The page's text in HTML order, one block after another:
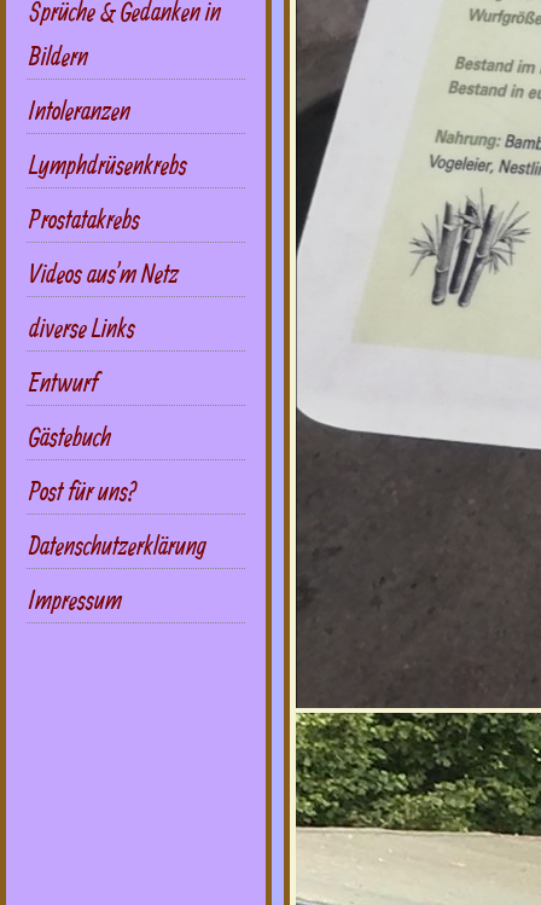
Sprüche & Gedanken in
Bildern
Intoleranzen
Lymphdrüsenkrebs
Prostatakrebs
Videos aus'm Netz
diverse Links
Entwurf
Gästebuch
Post für uns?
Datenschutzerklärung
Impressum